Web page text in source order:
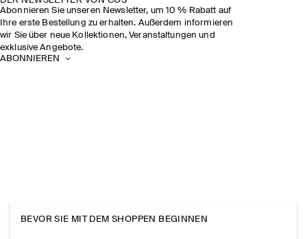
Abonnieren Sie unseren Newsletter, um 10 % Rabatt auf
Ihre erste Bestellung zu erhalten. Außerdem informieren
wir Sie über neue Kollektionen, Veranstaltungen und
exklusive Angebote.
ABONNIEREN
BEVOR SIE MIT DEM SHOPPEN BEGINNEN